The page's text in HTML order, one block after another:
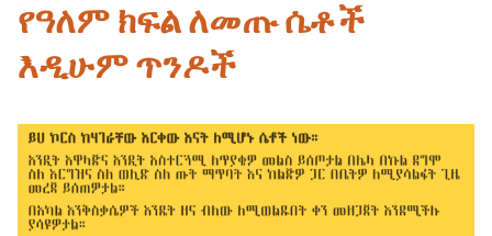
የዓለም ክፍል ለመጡ ሴቶች
እዲሁም ጥንዶች